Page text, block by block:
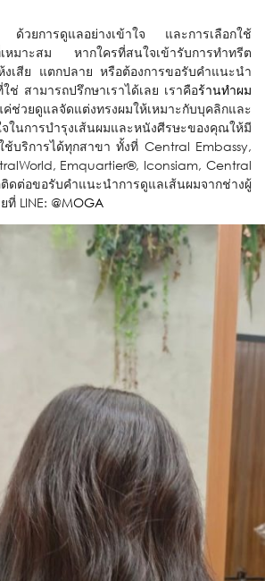
วยการดูแลอย่างเข้าใจ และการเลือกใช้
หมาะสม หากใครที่สนใจเข้ารับการทำทรีต
งเสีย แตกปลาย หรือต้องการขอรับคำแนะนำ
สามารถปรึกษาเราได้เลย เราคือร้านทำผม
ดูแลจัดแต่งทรงผมให้เหมาะกับบุคลิกและ
นการบำรุงเส้นผมและหนังศีรษะของคุณให้มี
ช้บริการได้ทุกสาขา ทั้งที่ Central Embassy,
Emquartier®, Iconsiam, Central
อรับคำแนะนำการดูแลเส้นผมจากช่างผู้
ที่ LINE: @MOGA